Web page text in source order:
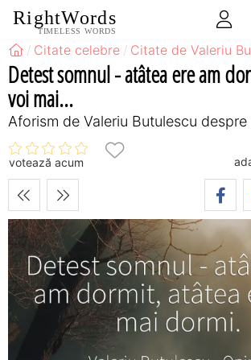
RightWords
TIMELESS WORDS
Citate celebre Citate de Valeriu
Detest somnul - atâtea ere am
voi mai...
Aforism de Valeriu Butulescu
votează acum